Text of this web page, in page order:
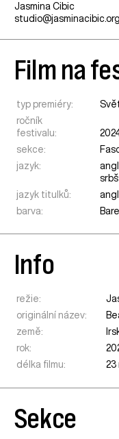
Jasmina Cibic
studio@jasminacibic.org
Film na
typ premiéry:
ročník
festivalu:
sekce:
jazyk:
jazyk titulků:
barva:
Info
režie:
originální název:
země:
rok:
délka filmu:
23
Sekce